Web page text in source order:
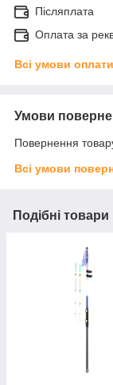
Післяплата
Оплата за
Всі умови оплати
Умови
Повернення
Всі умови
Подібні товари